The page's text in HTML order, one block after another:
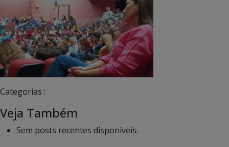
Categorias :
Veja Também
Sem posts recentes disponíveis.